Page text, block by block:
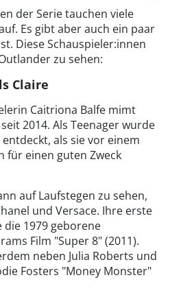
der Serie tauchen viele
Es gibt aber auch ein paar
Diese Schauspieler:innen
zu sehen:
Claire
Caitriona Balfe mimt
2014. Als Teenager wurde
als sie vor einem
für einen guten Zweck
auf Laufstegen zu sehen,
und Versace. Ihre erste
1979 geborene
Film "Super 8" (2011).
neben Julia Roberts und
Fosters "Money Monster"